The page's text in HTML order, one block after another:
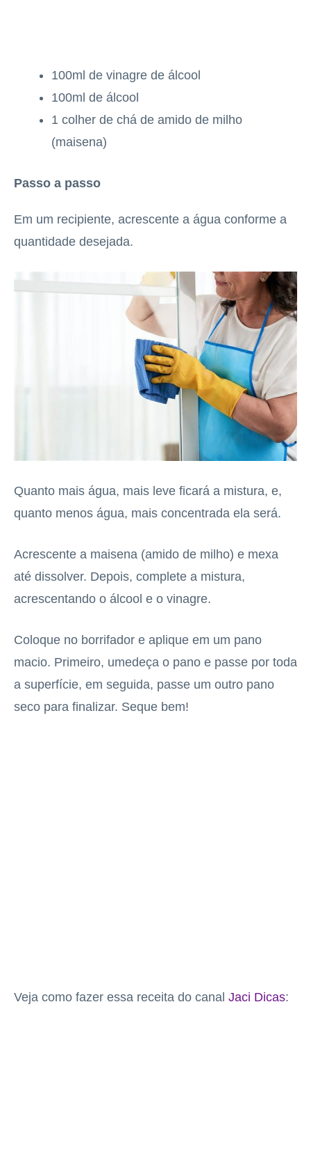
100ml de vinagre de álcool
100ml de álcool
1 colher de chá de amido de milho
(maisena)
Passo a passo
Em um recipiente, acrescente a água conforme a
quantidade desejada.
Quanto mais água, mais leve ficará a mistura, e,
quanto menos água, mais concentrada ela será.
Acrescente a maisena (amido de milho) e mexa
até dissolver. Depois, complete a mistura,
acrescentando o álcool e o vinagre.
Coloque no borrifador e aplique em um pano
macio. Primeiro, umedeça o pano e passe por toda
a superfície, em seguida, passe um outro pano
seco para finalizar. Seque bem!
Veja como fazer essa receita do canal Jaci Dicas: